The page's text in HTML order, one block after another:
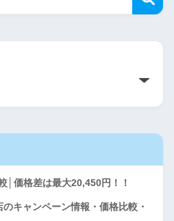
│価格差は最大20,450円！！
キャンペーン情報・価格比較・